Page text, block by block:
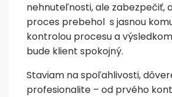
nehnuteľnosti, ale zabezpečiť,
proces prebehol s jasnou
kontrolou procesu a
bude klient spokojný.
Staviam na spoľahlivosti,
profesionalite – od prvého